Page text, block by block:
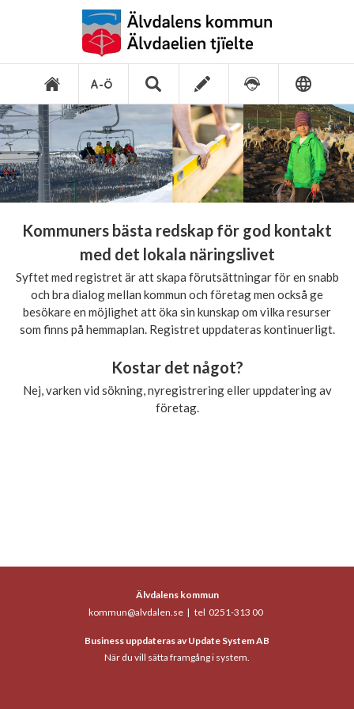
Kommuners bästa redskap för god kontakt
med det lokala näringslivet
Syftet med registret är att skapa förutsättningar för en snabb
och bra dialog mellan kommun och företag men också ge
besökare en möjlighet att öka sin kunskap om vilka resurser
som finns på hemmaplan. Registret uppdateras kontinuerligt.
Kostar det något?
Nej, varken vid sökning, nyregistrering eller uppdatering av
företag.
Älvdalens kommun
kommun@alvdalen.se| tel 0251-313 00
Business uppdateras avUpdate System AB
När du vill sätta framgång i system.